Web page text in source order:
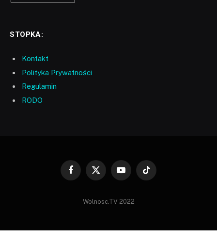
STOPKA:
Kontakt
Polityka Prywatności
Regulamin
RODO
Facebook
X
YouTubeTikTok
Wolnosc.TV 2022